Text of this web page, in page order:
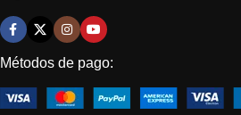
Métodos de pago: